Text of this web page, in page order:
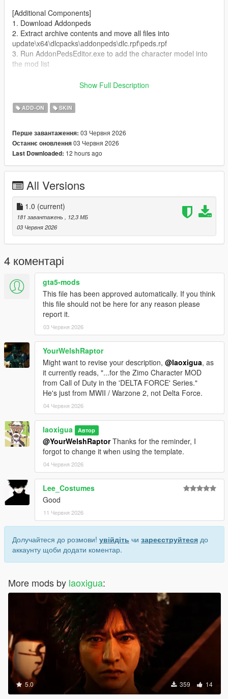
[Additional Components]
1. Download Addonpeds
2. Extract archive contents and move all files into
update\x64\dlcpacks\addonpeds\dlc.rpf\peds.rpf
3. Run AddonPedsEditor.exe to add the character model into
the mod list
Author and producer: laoxigua
Note: - Please refrain from uploading this mod to other
websites or repackaging it for paid sales. - This is my first self-
may exist, kindly take note before use.
Show Full Description
ADD-ON SKIN
Перше завантаження: 03 Червня 2026
Останнє оновлення03 Червня 2026
Last Downloaded: 12 hours ago
All Versions
1.0 (current)
181 завантажень
, 12,3 МБ
03 Червня 2026
4 коментарі
gta5-mods
This file has been approved automatically. If you think
this file should not be here for any reason please
report it.
03 Червня 2026
YourWelshRaptor
Might want to revise your description, @laoxigua, as
it currently reads, "...for the Zimo Character MOD
from Call of Duty in the 'DELTA FORCE' Series."
He's just from MWII / Warzone 2, not Delta Force.
04 Червня 2026
laoxigua Автор
@YourWelshRaptorThanks for the reminder, I
forgot to change it when using the template.
04 Червня 2026
Lee_Costumes
Good
11 Червня 2026
Долучайтеся до розмови! увійдіть чи зареєструйтеся до
аккаунту щоби додати коментар.
More mods by laoxigua:
5.0 359 14